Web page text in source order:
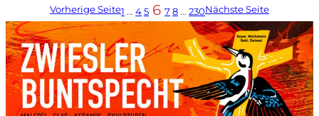
Vorherige Seite1 … 45 6 78 … 230Nächste Seite